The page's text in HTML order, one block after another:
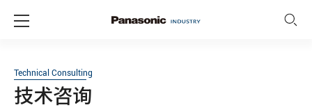
Technical Consulting
技术咨询